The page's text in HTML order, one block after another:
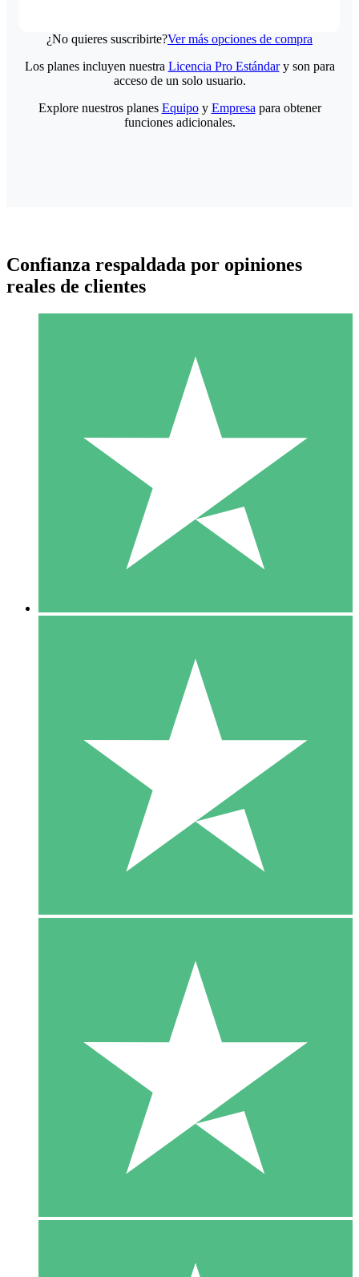
¿No quieres suscribirte?Ver más opciones de compra
Paquetes de Créditos Individuales
Paga según el uso con créditos de descarga. Sin compromiso
10 00
10 Descargas
20 00
Los planes incluyen nuestra Licencia Pro Estándary son para
acceso de un solo usuario.
Explore nuestros planes Equipoy Empresa para obtener
funciones adicionales.
Confianza respaldada por opiniones
reales de clientes